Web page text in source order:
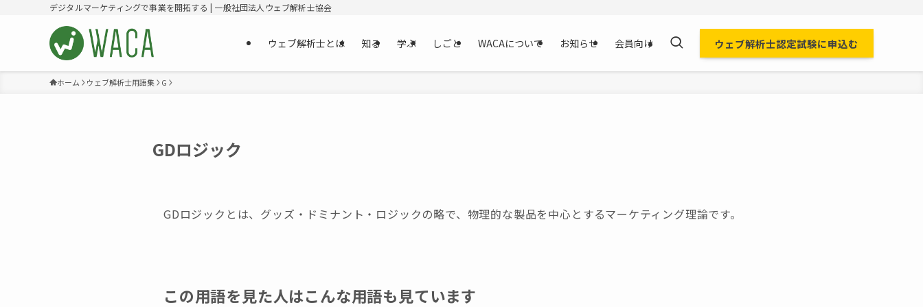
デジタルマーケティングで事業を開拓する | 一般社団法人ウェブ解析士協会
ウェブ解析士とは 知る 学ぶ しごと WACAについて お知らせ 会員向け ウェブ解析士認定試験に申込む
ホーム ウェブ解析士用語集 G
GDロジック
GDロジックとは、グッズ・ドミナント・ロジックの略で、物理的な製品を中心とするマーケティング理論です。
この用語を見た人はこんな用語も見ています